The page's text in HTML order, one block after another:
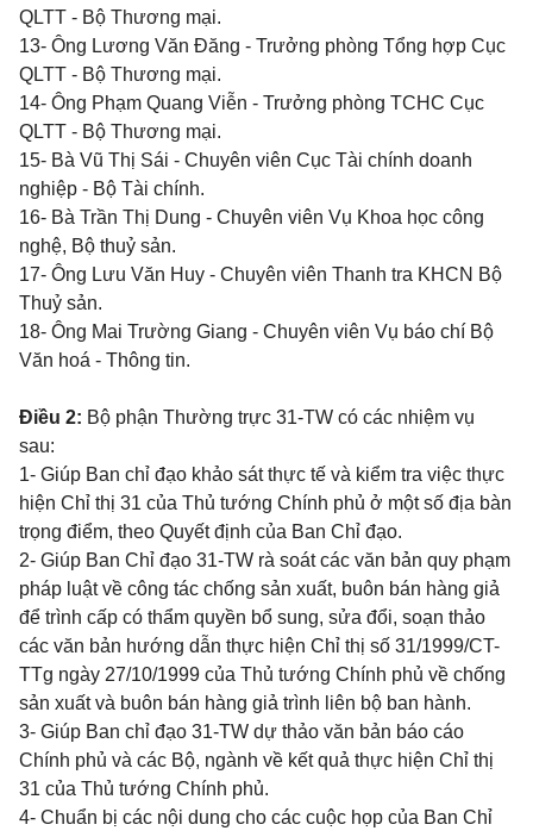
QLTT - Bộ Thương mại.
13- Ông Lương Văn Đăng - Trưởng phòng Tổng hợp Cục
QLTT - Bộ Thương mại.
14- Ông Phạm Quang Viễn - Trưởng phòng TCHC Cục
QLTT - Bộ Thương mại.
15- Bà Vũ Thị Sái - Chuyên viên Cục Tài chính doanh
nghiệp - Bộ Tài chính.
16- Bà Trần Thị Dung - Chuyên viên Vụ Khoa học công
nghệ, Bộ thuỷ sản.
17- Ông Lưu Văn Huy - Chuyên viên Thanh tra KHCN Bộ
Thuỷ sản.
18- Ông Mai Trường Giang - Chuyên viên Vụ báo chí Bộ
Văn hoá - Thông tin.
Điều 2: Bộ phận Thường trực 31-TW có các nhiệm vụ
sau:
1- Giúp Ban chỉ đạo khảo sát thực tế và kiểm tra việc thực
hiện Chỉ thị 31 của Thủ tướng Chính phủ ở một số địa bàn
trọng điểm, theo Quyết định của Ban Chỉ đạo.
2- Giúp Ban Chỉ đạo 31-TW rà soát các văn bản quy phạm
pháp luật về công tác chống sản xuất, buôn bán hàng giả
để trình cấp có thẩm quyền bổ sung, sửa đổi, soạn thảo
các văn bản hướng dẫn thực hiện Chỉ thị số 31/1999/CT-
TTg ngày 27/10/1999 của Thủ tướng Chính phủ về chống
sản xuất và buôn bán hàng giả trình liên bộ ban hành.
3- Giúp Ban chỉ đạo 31-TW dự thảo văn bản báo cáo
Chính phủ và các Bộ, ngành về kết quả thực hiện Chỉ thị
31 của Thủ tướng Chính phủ.
4- Chuẩn bị các nội dung cho các cuộc họp của Ban Chỉ